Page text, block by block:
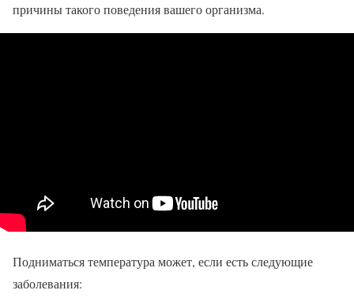
причины такого поведения вашего организма.
Подниматься температура может, если есть следующие
заболевания: